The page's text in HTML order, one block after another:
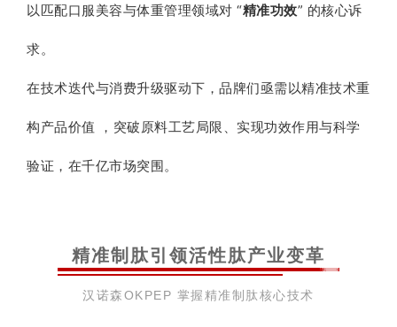
以匹配口服美容与体重管理领域对 “精准功效” 的核心诉
求。
在技术迭代与消费升级驱动下，品牌们亟需以精准技术重
构产品价值 ，突破原料工艺局限、实现功效作用与科学
验证，在千亿市场突围。
精准制肽引领活性肽产业变革
汉诺森OKPEP 掌握精准制肽核心技术